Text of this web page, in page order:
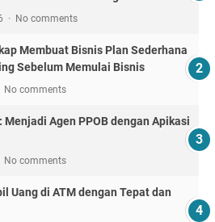
No comments
Membuat Bisnis Plan Sederhana
Sebelum Memulai Bisnis
No comments
Menjadi Agen PPOB dengan Apikasi
No comments
Uang di ATM dengan Tepat dan